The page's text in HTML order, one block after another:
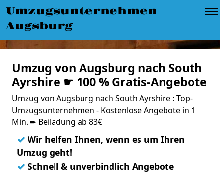
Umzugsunternehmen
Augsburg
Umzug von Augsburg nach South
Ayrshire ☛ 100 % Gratis-Angebote
Umzug von Augsburg nach South Ayrshire : Top-
Umzugsunternehmen - Kostenlose Angebote in 1
Min. ➨ Beiladung ab 83€
✓ Wir helfen Ihnen, wenn es um Ihren
Umzug geht!
✓ Schnell & unverbindlich Angebote